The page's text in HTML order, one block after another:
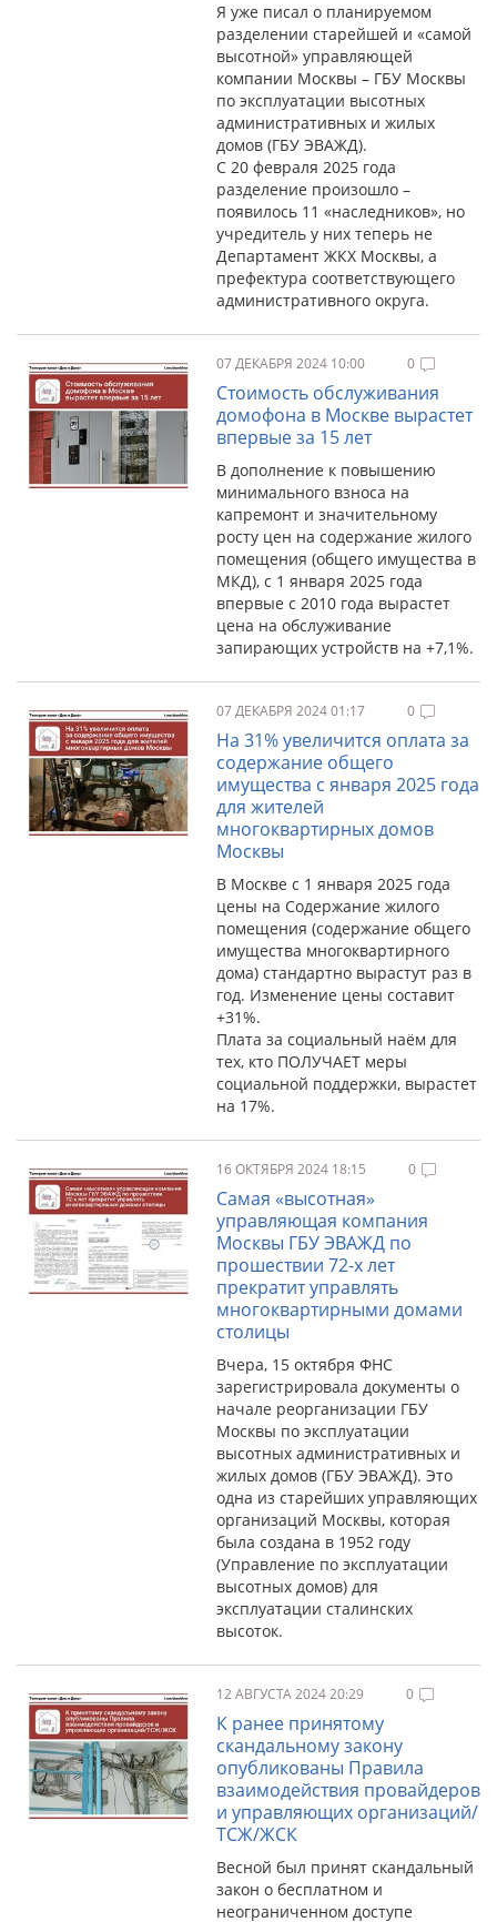
Я уже писал о планируемом
разделении старейшей и «самой
высотной» управляющей
компании Москвы – ГБУ Москвы
по эксплуатации высотных
административных и жилых
домов (ГБУ ЭВАЖД).
С 20 февраля 2025 года
разделение произошло –
появилось 11 «наследников», но
учредитель у них теперь не
Департамент ЖКХ Москвы, а
префектура соответствующего
административного округа.
07 ДЕКАБРЯ 2024 10:00 0
Стоимость обслуживания
домофона в Москве вырастет
впервые за 15 лет
В дополнение к повышению
минимального взноса на
капремонт и значительному
росту цен на содержание жилого
помещения (общего имущества в
МКД), с 1 января 2025 года
впервые с 2010 года вырастет
цена на обслуживание
запирающих устройств на +7,1%.
07 ДЕКАБРЯ 2024 01:17 0
На 31% увеличится оплата за
содержание общего
имущества с января 2025 года
для жителей
многоквартирных домов
Москвы
В Москве с 1 января 2025 года
цены на Содержание жилого
помещения (содержание общего
имущества многоквартирного
дома) стандартно вырастут раз в
год. Изменение цены составит
+31%.
Плата за социальный наём для
тех, кто ПОЛУЧАЕТ меры
социальной поддержки, вырастет
на 17%.
16 ОКТЯБРЯ 2024 18:15 0
Самая «высотная»
управляющая компания
Москвы ГБУ ЭВАЖД по
прошествии 72-х лет
прекратит управлять
многоквартирными домами
столицы
Вчера, 15 октября ФНС
зарегистрировала документы о
начале реорганизации ГБУ
Москвы по эксплуатации
высотных административных и
жилых домов (ГБУ ЭВАЖД). Это
одна из старейших управляющих
организаций Москвы, которая
была создана в 1952 году
(Управление по эксплуатации
высотных домов) для
эксплуатации сталинских
высоток.
12 АВГУСТА 2024 20:29 0
К ранее принятому
скандальному закону
опубликованы Правила
взаимодействия провайдеров
и управляющих организаций/
ТСЖ/ЖСК
Весной был принят скандальный
закон о бесплатном и
неограниченном доступе